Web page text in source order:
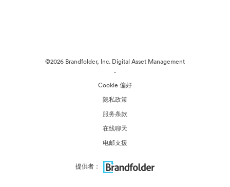
©2026 Brandfolder, Inc. Digital Asset Management
·
Cookie 偏好
隐私政策
服务条款
在线聊天
电邮支援
提供者：